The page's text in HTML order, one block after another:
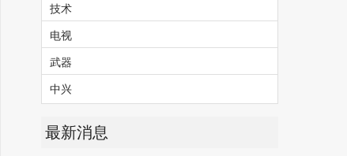
技术
电视
武器
中兴
最新消息